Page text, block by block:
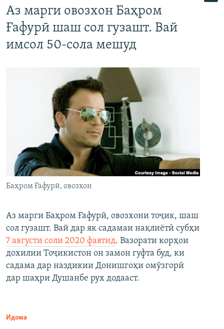
Аз марги овозхон Баҳром
Ғафурӣ шаш сол гузашт. Вай
имсол 50-сола мешуд
Баҳром Ғафурӣ, овозхон
Аз марги Баҳром Ғафурӣ, овозхони тоҷик, шаш
сол гузашт. Вай дар як садамаи нақлиётӣ субҳи
7 августи соли 2020 фавтид. Вазорати корҳои
дохилии Тоҷикистон он замон гуфта буд, ки
садама дар наздикии Донишгоҳи омӯзгорӣ
дар шаҳри Душанбе рух додааст.
Идома